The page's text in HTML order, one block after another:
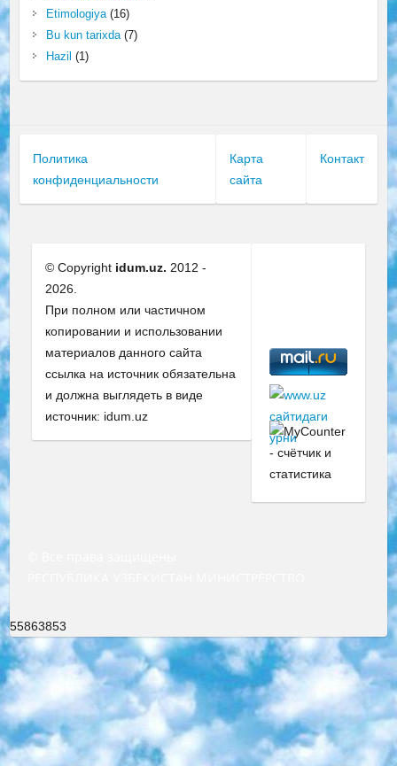
Etimologiya(16)
Bu kun tarixda(7)
Hazil (1)
Политика
конфиденциальности
Карта
сайта
Контакт
© Copyright idum.uz. 2012 -
2026.
При полном или частичном
копировании и использовании
материалов данного сайта
ссылка на источник обязательна
и должна выглядеть в виде
источник: idum.uz
55863853